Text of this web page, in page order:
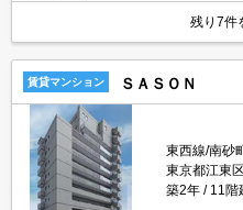
残り7件
賃貸マンション ＳＡＳＯＮ
東西線/南砂
東京都江東
築2年
11階